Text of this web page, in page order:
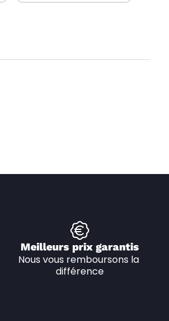
Meilleurs prix garantis
Nous vous remboursons la
différence